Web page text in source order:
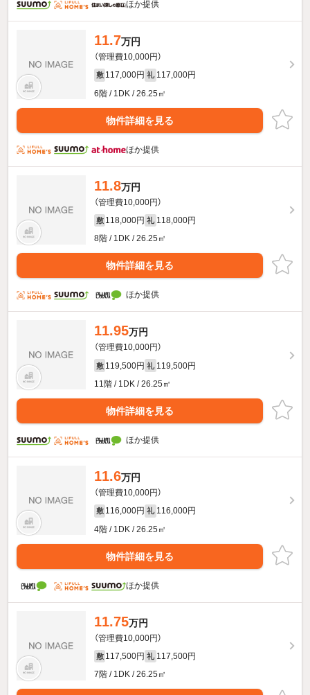
ほか提供
11.7万円
（管理費10,000円）
敷 117,000円 礼 117,000円
6階 / 1DK / 26.25㎡
物件詳細を見る
ほか提供
11.8万円
（管理費10,000円）
敷 118,000円 礼 118,000円
8階 / 1DK / 26.25㎡
物件詳細を見る
ほか提供
11.95万円
（管理費10,000円）
敷 119,500円 礼 119,500円
11階 / 1DK / 26.25㎡
物件詳細を見る
ほか提供
11.6万円
（管理費10,000円）
敷 116,000円 礼 116,000円
4階 / 1DK / 26.25㎡
物件詳細を見る
ほか提供
11.75万円
（管理費10,000円）
敷 117,500円 礼 117,500円
7階 / 1DK / 26.25㎡